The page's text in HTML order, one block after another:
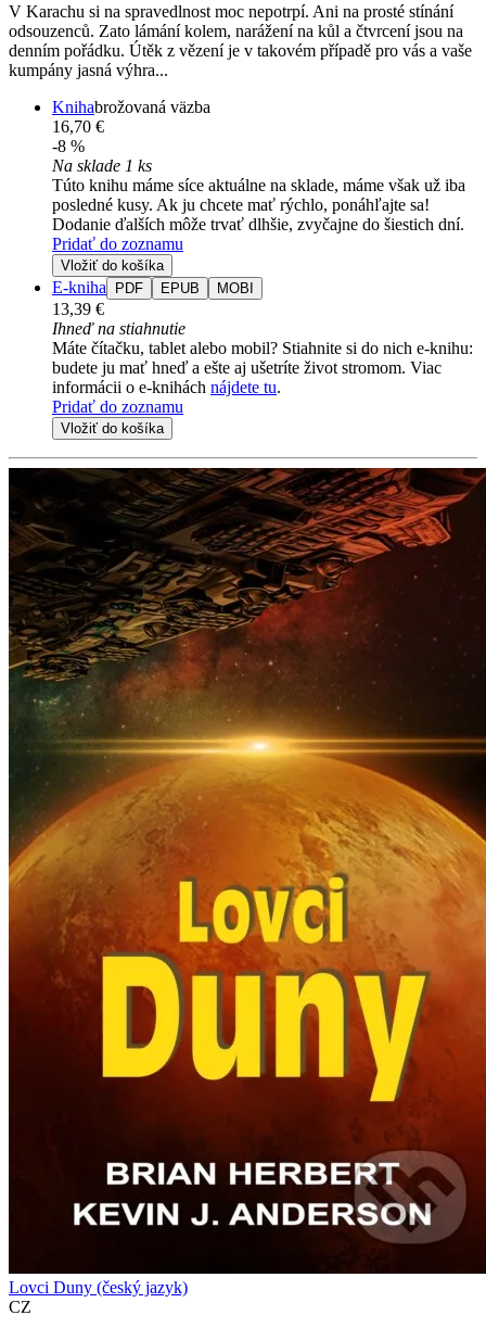
V Karachu si na spravedlnost moc nepotrpí. Ani na prosté stínání
odsouzenců. Zato lámání kolem, narážení na kůl a čtvrcení jsou na
denním pořádku. Útěk z vězení je v takovém případě pro vás a vaše
kumpány jasná výhra...
Knihabrožovaná väzba
16,70 €
-8 %
Na sklade 1 ks
Túto knihu máme síce aktuálne na sklade, máme však už iba
posledné kusy. Ak ju chcete mať rýchlo, ponáhľajte sa!
Dodanie ďalších môže trvať dlhšie, zvyčajne do šiestich dní.
Pridať do zoznamu
Vložiť do košíka
E-kniha PDF EPUB MOBI
13,39 €
Ihneď na stiahnutie
Máte čítačku, tablet alebo mobil? Stiahnite si do nich e-knihu:
budete ju mať hneď a ešte aj ušetríte život stromom. Viac
informácii o e-knihách nájdete tu.
Pridať do zoznamu
Vložiť do košíka
Lovci Duny (český jazyk)
CZ